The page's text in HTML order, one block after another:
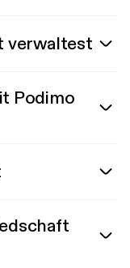
verwaltest
Podimo